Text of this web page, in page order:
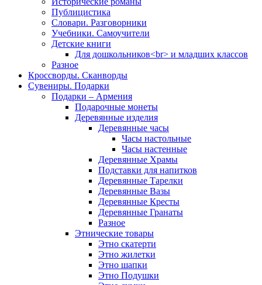
Публицистика
Словари. Разговорники
Учебники. Самоучители
Детские книги
Для дошкольников<br> и младших классов
Разное
Кроссворды. Сканворды
Сувениры. Подарки
Подарки – Армения
Подарочные монеты
Деревянные изделия
Деревянные часы
Часы настольные
Часы настенные
Деревянные Храмы
Подставки для напитков
Деревянные Тарелки
Деревянные Вазы
Деревянные Кресты
Деревянные Гранаты
Разное
Этнические товары
Этно скатерти
Этно жилетки
Этно шапки
Этно Подушки